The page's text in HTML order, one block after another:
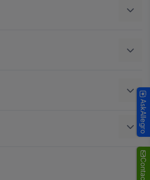
AskAllegro